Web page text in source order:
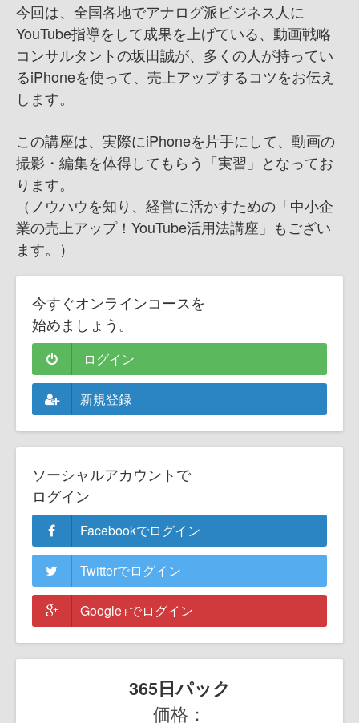
今回は、全国各地でアナログ派ビジネス人に
YouTube指導をして成果を上げている、動画戦略
コンサルタントの坂田誠が、多くの人が持ってい
るiPhoneを使って、売上アップするコツをお伝え
します。
この講座は、 実際にiPhoneを片手にして、動画の
撮影・編集を体得してもらう「実習」となってお
ります。
（ノウハウを知り、経営に活かすための「中小企
業の売上アップ！YouTube活用法講座」もござい
ます。）
今すぐオンラインコースを
始めましょう。
ログイン
新規登録
ソーシャルアカウントで
ログイン
Facebookでログイン
Twitterでログイン
Google+でログイン
365日パック
価格：